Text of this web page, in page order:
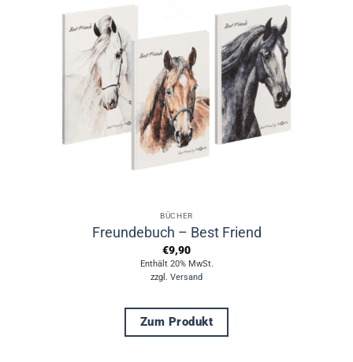
BÜCHER
Freundebuch – Best Friend
€9,90
Enthält 20% MwSt.
zzgl. Versand
Zum Produkt